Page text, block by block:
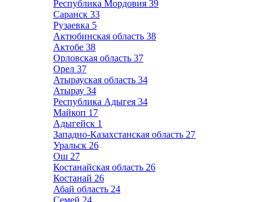
Республика Мордовия 39
Саранск 33
Рузаевка 5
Актюбинская область 38
Актобе 38
Орловская область 37
Орел 37
Атырауская область 34
Атырау 34
Республика Адыгея 34
Майкоп 17
Адыгейск 1
Западно-Казахстанская область 27
Уральск 26
Ош 27
Костанайская область 26
Костанай 26
Абай область 24
Семей 24